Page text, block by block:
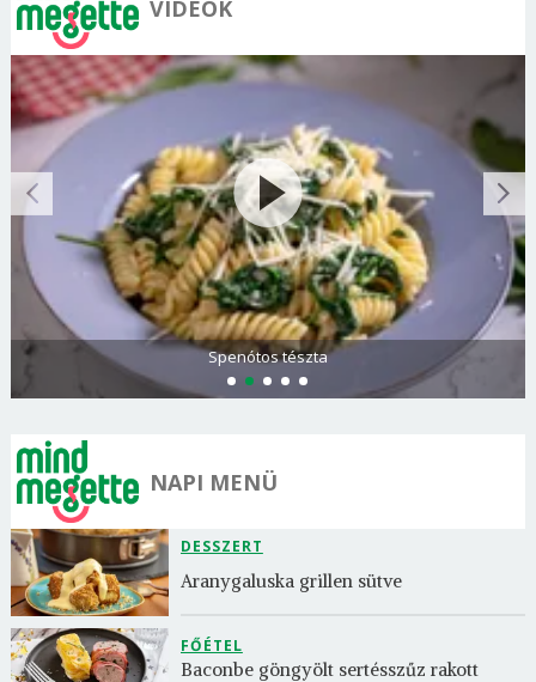
VIDEÓK
Olasz és görög paradicsomsaláta
NAPI MENÜ
DESSZERT
Aranygaluska grillen sütve
FŐÉTEL
Baconbe göngyölt sertésszűz rakott